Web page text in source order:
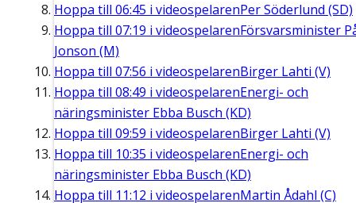
Hoppa till 06:45 i videospelarenPer Söderlund (SD)
Hoppa till 07:19 i videospelarenFörsvarsminister
Jonson (M)
Hoppa till 07:56 i videospelarenBirger Lahti (V)
Hoppa till 08:49 i videospelarenEnergi- och
näringsminister Ebba Busch (KD)
Hoppa till 09:59 i videospelarenBirger Lahti (V)
Hoppa till 10:35 i videospelarenEnergi- och
näringsminister Ebba Busch (KD)
Hoppa till 11:12 i videospelarenMartin Ådahl (C)